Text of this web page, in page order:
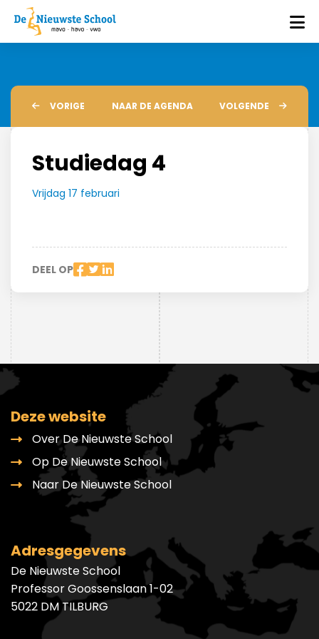
VORIGE NAAR DE AGENDA VOLGENDE
Studiedag 4
Vrijdag 17 februari
DEEL OP
Deze website
Over De Nieuwste School
Op De Nieuwste School
Naar De Nieuwste School
Adresgegevens
De Nieuwste School
Professor Goossenslaan 1-02
5022 DM TILBURG